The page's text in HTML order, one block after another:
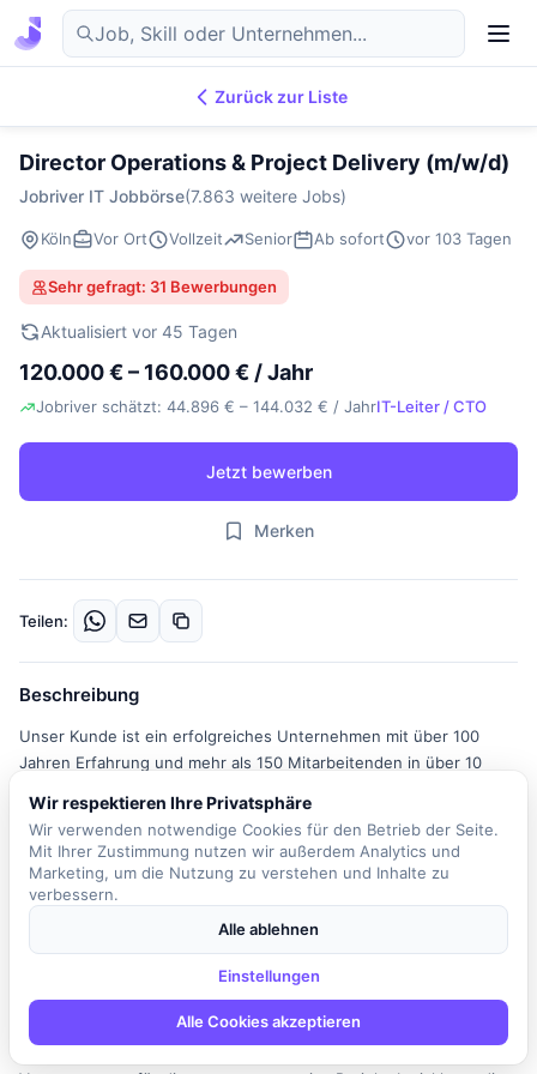
DE
Zurück zur Liste
Director Operations & Project Delivery (m/w/d)
Jobriver IT Jobbörse(7.863 weitere Jobs)
Köln Vor Ort Vollzeit Senior Ab sofort vor 103 Tagen
Sehr gefragt: 31 Bewerbungen
Aktualisiert vor 45 Tagen
120.000 € – 160.000 € / Jahr
Jobriver schätzt: 44.896 € – 144.032 € / JahrIT-Leiter / CTO
Jetzt bewerben
Merken
Teilen:
Beschreibung
Unser Kunde ist ein erfolgreiches Unternehmen mit über 100
Jahren Erfahrung und mehr als 150 Mitarbeitenden in über 10
inhabergeführter Mittelstand und zählt zu den Marktführern im
Bereich modularer Lagerlösungen in Leichtbauweise. Die moderne
und offene Unternehmenskultur spiegelt sich in hervorragenden
Bewertungen wider und wurde bereits mehrfach als "Top
Arbeitgeber im Mittelstand" ausgezeichnet. In der Rolle des
Director Operations & Project Delivery sind Sie verantwortlich für
die operative und kommerzielle Umsetzung von über 500
Hallenprojekten jährlich in Europa. Sie leiten drei Bereiche mit
mehr als 25 eigenen Mitarbeitenden und steuern zusätzlich über
Wir respektieren Ihre Privatsphäre
Wir verwenden notwendige Cookies für den Betrieb der Seite.
Mit Ihrer Zustimmung nutzen wir außerdem Analytics und
Marketing, um die Nutzung zu verstehen und Inhalte zu
verbessern.
Alle ablehnen
Einstellungen
Alle Cookies akzeptieren